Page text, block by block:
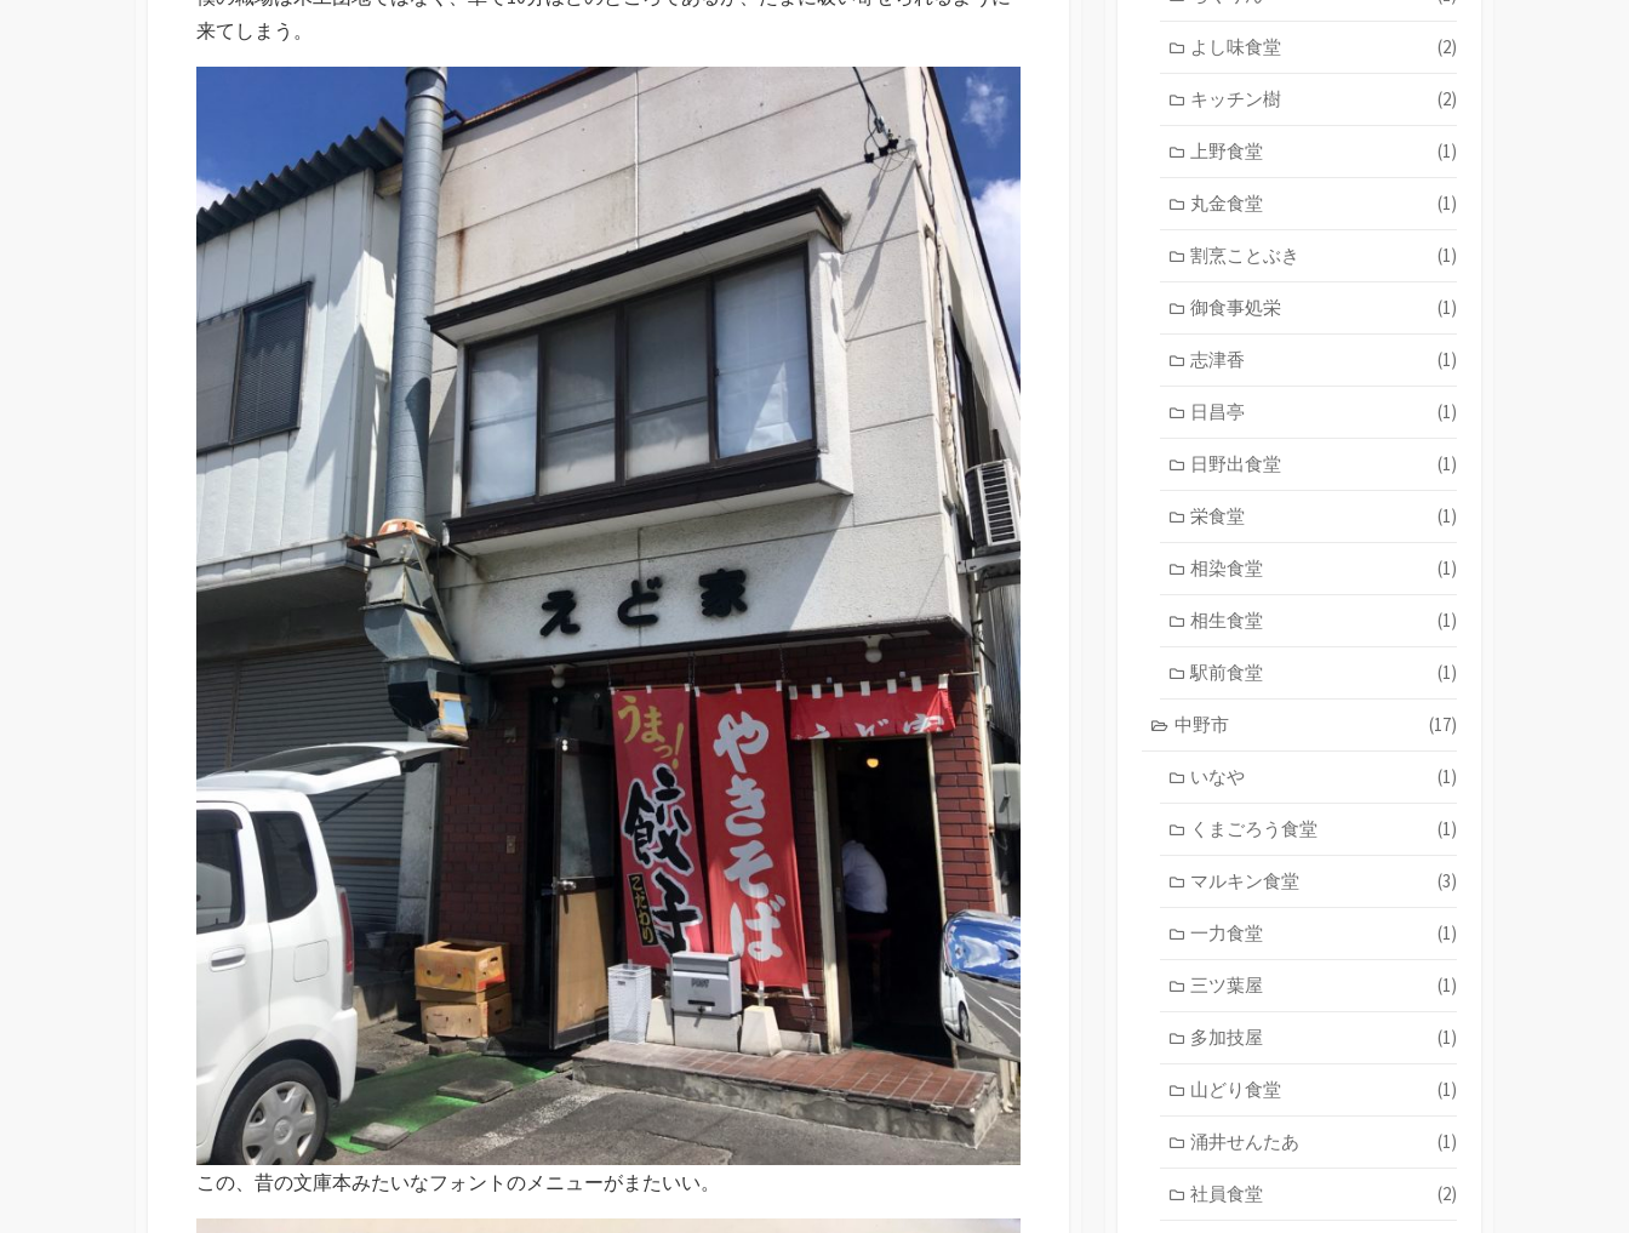
来てしまう。
この、昔の文庫本みたいなフォントのメニューがまたいい。
よし味食堂 (2)
キッチン樹 (2)
上野食堂 (1)
丸金食堂 (1)
割烹ことぶき (1)
御食事処栄 (1)
志津香 (1)
日昌亭 (1)
日野出食堂 (1)
栄食堂 (1)
相染食堂 (1)
相生食堂 (1)
駅前食堂 (1)
中野市 (17)
いなや (1)
くまごろう食堂 (1)
マルキン食堂 (3)
一力食堂 (1)
三ツ葉屋 (1)
多加技屋 (1)
山どり食堂 (1)
涌井せんたあ (1)
社員食堂 (2)